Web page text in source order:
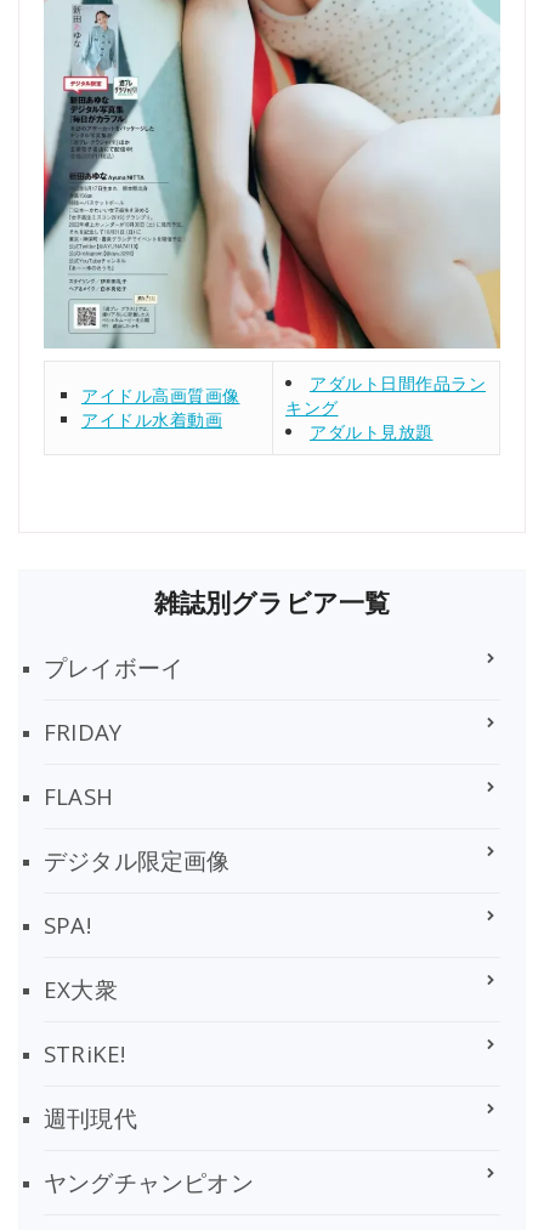
アイドル高画質画像
アイドル水着動画
アダルト日間作品ラン
キング
アダルト見放題
雑誌別グラビア一覧
プレイボーイ
FRIDAY
FLASH
デジタル限定画像
SPA!
EX大衆
STRiKE!
週刊現代
ヤングチャンピオン